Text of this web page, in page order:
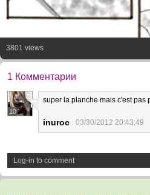
3801 views
1 Комментарии
10
super la planche mais c'est pas
inuroc 03/30/2012 20:43:49
Log-in to comment